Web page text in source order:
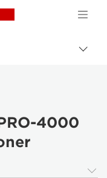
Canon Logo, back
Skift
4000